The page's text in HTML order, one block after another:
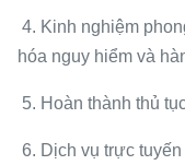
4. Kinh nghiệm
hóa nguy hiểm và
5. Hoàn thành thủ
6. Dịch vụ trực